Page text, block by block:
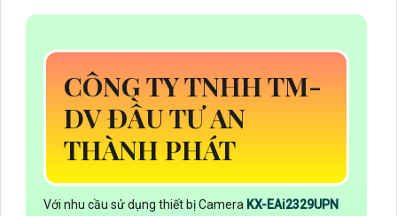
CÔNG TY TNHH TM-
DV ĐẦU TƯ AN
THÀNH PHÁT
Với nhu cầu sử dụng thiết bị Camera KX-EAi2329UPN